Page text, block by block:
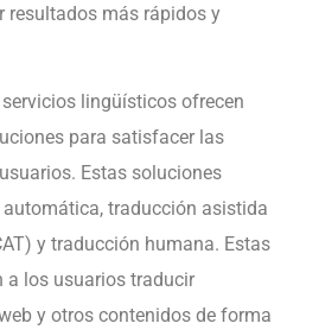
resultados más rápidos y
lingüísticos ofrecen
para satisfacer las
Estas soluciones
traducción asistida
y traducción humana. Estas
a los usuarios traducir
y otros contenidos de forma